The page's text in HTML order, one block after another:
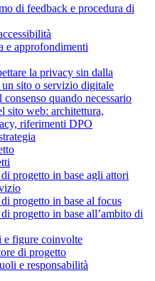
di feedback e procedura di
e approfondimenti
la privacy sin dalla
sito o servizio digitale
quando necessario
sito web: architettura,
riferimenti DPO
progetto in base agli attori
progetto in base al focus
progetto in base all’ambito di
e figure coinvolte
di progetto
e responsabilità